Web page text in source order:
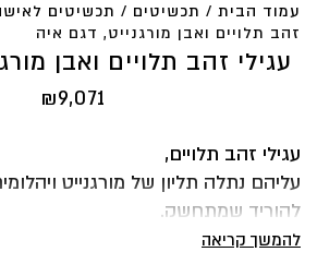
עמוד הבית / תכשיטים / תכשיטים
זהב תלויים ואבן מורגנייט, דגם איה
עגילי זהב תלויים ואבן
₪9,071
עגילי זהב תלויים,
עליהם נתלה תליון של מורגנייט
להוריד שמתחשק.
הקסם בעגיל הזה שהוא יפה בפני עצמו
להמשך קריאה